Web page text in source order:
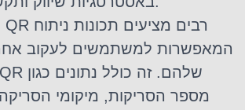
המאפשרות למשתמשים לעקוב
מספר הסריקות, מיקומי